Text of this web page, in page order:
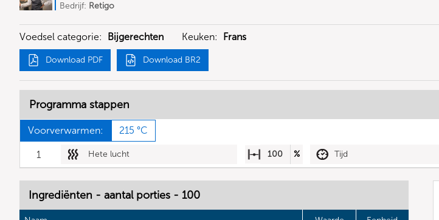
Bedrijf: Retigo
Voedsel categorie: Bijgerechten Keuken: Frans
Download PDF Download BR2
Programma stappen
Voorverwarmen: 215 °C
1 Hete lucht 100 % Tijd
Ingrediënten - aantal porties - 100